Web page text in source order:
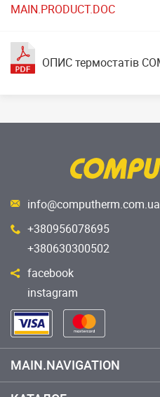
MAIN.PRODUCT.DOC
ОПИС термостатів
info@computherm.com.ua
+380956078695
+380630300502
facebook
instagram
MAIN.NAVIGATION